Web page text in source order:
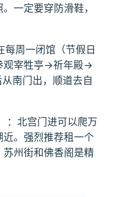
一定要穿防滑鞋，
每周一闭馆（节假日
观宰牲亭→祈年殿→
南门出，顺道去自
：北宫门进可以爬万
。强烈推荐租一个
州街和佛香阁是精